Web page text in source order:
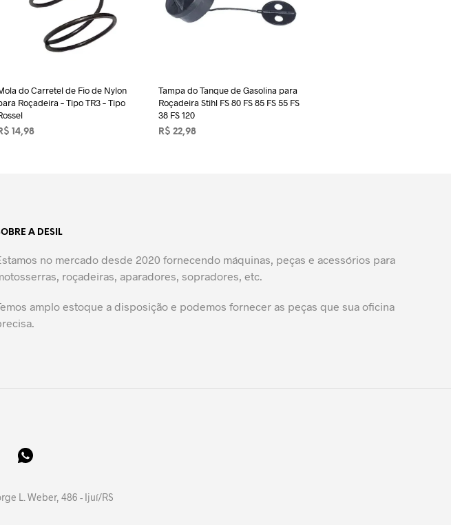
do Carretel de Fio de Nylon
Roçadeira – Tipo TR3 – Tipo
R$ 14,98
Tampa do Tanque de Gasolina para
Roçadeira Stihl FS 80 FS 85 FS 55 FS
38 FS 120
R$ 22,98
A DESIL
no mercado desde 2020 fornecendo máquinas, peças e acessórios para
roçadeiras, aparadores, sopradores, etc.
amplo estoque a disposição e podemos fornecer as peças que sua oficina
L. Weber, 486 - Ijuí/RS